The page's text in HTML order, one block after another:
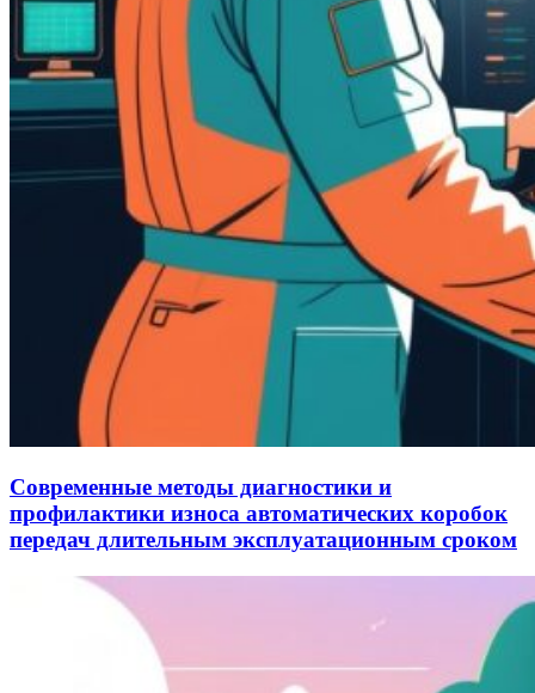
Современные методы диагностики и
профилактики износа автоматических коробок
передач длительным эксплуатационным сроком